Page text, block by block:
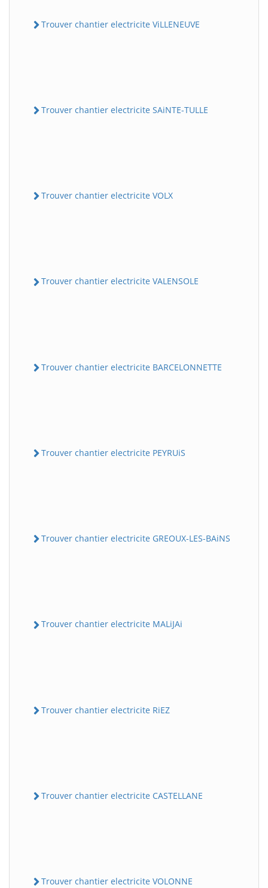
Trouver chantier electricite ViLLENEUVE
Trouver chantier electricite SAiNTE-TULLE
Trouver chantier electricite VOLX
Trouver chantier electricite VALENSOLE
Trouver chantier electricite BARCELONNETTE
Trouver chantier electricite PEYRUiS
Trouver chantier electricite GREOUX-LES-BAiNS
Trouver chantier electricite MALiJAi
Trouver chantier electricite RiEZ
Trouver chantier electricite CASTELLANE
Trouver chantier electricite VOLONNE